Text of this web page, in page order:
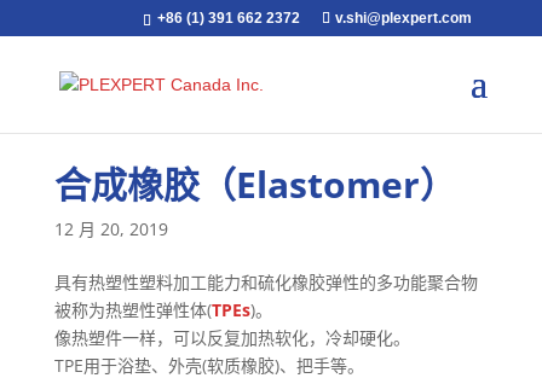
+86 (1) 391 662 2372 v.shi@plexpert.com
合成橡胶（Elastomer）
12 月 20, 2019
具有热塑性塑料加工能力和硫化橡胶弹性的多功能聚合物
被称为热塑性弹性体(TPEs)。
像热塑件一样，可以反复加热软化，冷却硬化。
TPE用于浴垫、外壳(软质橡胶)、把手等。